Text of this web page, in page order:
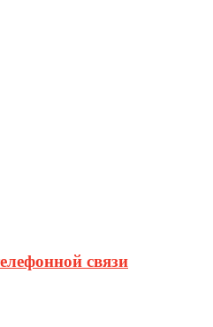
связи